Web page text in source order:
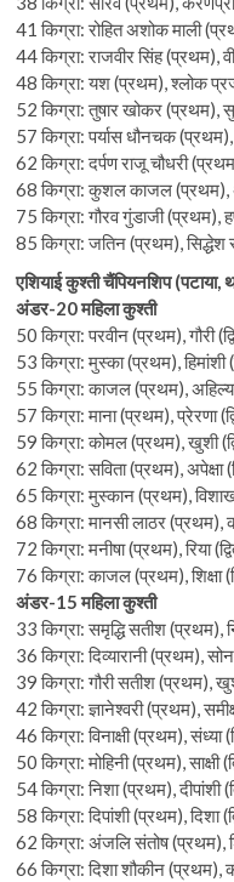
41 किग्रा: रोहित अशोक माली
44 किग्रा: राजवीर सिंह (प्रथम),
48 किग्रा: यश (प्रथम), श्लोक
52 किग्रा: तुषार खोकर (प्रथम),
57 किग्रा: पर्यास धौनचक (प्रथम),
62 किग्रा: दर्पण राजू चौधरी
68 किग्रा: कुशल काजल (प्रथम),
75 किग्रा: गौरव गुंडाजी (प्रथम),
85 किग्रा: जतिन (प्रथम), सिद्धेश
एशियाई कुश्ती चैंपियनशिप
अंडर-20 महिला कुश्ती
50 किग्रा: परवीन (प्रथम), गौरी
53 किग्रा: मुस्का (प्रथम), हिमांशी
55 किग्रा: काजल (प्रथम), अहिल्या
57 किग्रा: माना (प्रथम), प्रेरणा
59 किग्रा: कोमल (प्रथम), खुशी
62 किग्रा: सविता (प्रथम), अपेक्षा
65 किग्रा: मुस्कान (प्रथम), विशाखा
68 किग्रा: मानसी लाठर (प्रथम),
72 किग्रा: मनीषा (प्रथम), रिया
76 किग्रा: काजल (प्रथम), शिक्षा
अंडर-15 महिला कुश्ती
33 किग्रा: समृद्धि सतीश (प्रथम),
36 किग्रा: दिव्यारानी (प्रथम),
39 किग्रा: गौरी सतीश (प्रथम),
42 किग्रा: ज्ञानेश्वरी (प्रथम),
46 किग्रा: विनाक्षी (प्रथम), संध्या
50 किग्रा: मोहिनी (प्रथम), साक्षी
54 किग्रा: निशा (प्रथम), दीपांशी
58 किग्रा: दिपांशी (प्रथम), दिशा
62 किग्रा: अंजलि संतोष (प्रथम),
66 किग्रा: दिशा शौकीन (प्रथम),